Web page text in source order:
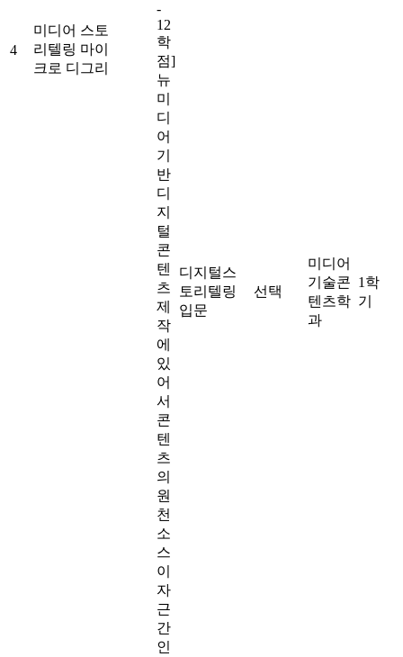
4
미디어 스토
리텔링 마이
크로 디그리
-
12
학
점]
뉴
미
디
어
기
반
디
지
털
콘
텐
츠
제
작
에
있
어
서
콘
텐
츠
의
원
천
소
스
이
자
근
간
인
디지털스
토리텔링
입문
선택
미디어
기술콘
텐츠학
과
1학
기